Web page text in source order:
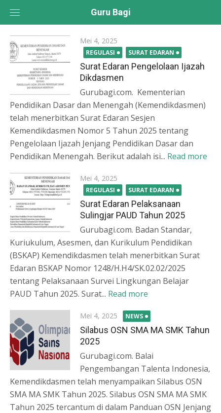
Guru Bagi
Posted
on
Mei 4, 2025
REGULASI SURAT EDARAN
Surat Edaran Pengelolaan Ijazah
Dikdasmen
Gurubagi.com. Kementerian
Pendidikan Dasar dan Menengah (Kemendikdasmen)
telah menerbitkan Surat Edaran Sesjen
Kemendikdasmen Nomor 5 Tahun 2025 tentang
Pengelolaan Ijazah Jenjang Pendidikan Dasar dan
Pendidikan Menengah. Berikut adalah isi... Read more
Posted
on
Mei 4, 2025
REGULASI SURAT EDARAN
Surat Edaran Pelaksanaan
Sulingjar PAUD Tahun 2025
Gurubagi.com. Badan Standar,
Kuriukulum, Asesmen, dan Kurikulum Pendidikan
(BSKAP) Kemendikdasmen telah menerbitkan Surat
Edaran BSKAP Nomor 1248/H.H4/SK.02.02/2025
tentang Pelaksanaan Survei Lingkungan Belajar
PAUD Tahun 2025. Surat... Read more
Posted
on
Mei 4, 2025 NEWS
Silabus OSN SMA MA SMK Tahun
2025
Gurubagi.com. Balai
Pengembangan Talenta Indonesia,
Kemendikdasmen telah menyampaikan Silabus OSN
SMA MA SMK Tahun 2025. Silabus OSN SMA MA SMK
Tahun 2025 tercantum di dalam Panduan OSN Jenjang